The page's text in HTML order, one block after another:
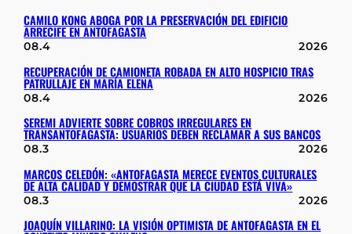
CAMILO KONG ABOGA POR LA PRESERVACIÓN DEL EDIFICIO
ARRECIFE EN ANTOFAGASTA
08.4 2026
RECUPERACIÓN DE CAMIONETA ROBADA EN ALTO HOSPICIO TRAS
PATRULLAJE EN MARÍA ELENA
08.4 2026
SEREMI ADVIERTE SOBRE COBROS IRREGULARES EN
TRANSANTOFAGASTA: USUARIOS DEBEN RECLAMAR A SUS BANCOS
08.3 2026
MARCOS CELEDÓN: «ANTOFAGASTA MERECE EVENTOS CULTURALES
DE ALTA CALIDAD Y DEMOSTRAR QUE LA CIUDAD ESTÁ VIVA»
08.3 2026
JOAQUÍN VILLARINO: LA VISIÓN OPTIMISTA DE ANTOFAGASTA EN EL